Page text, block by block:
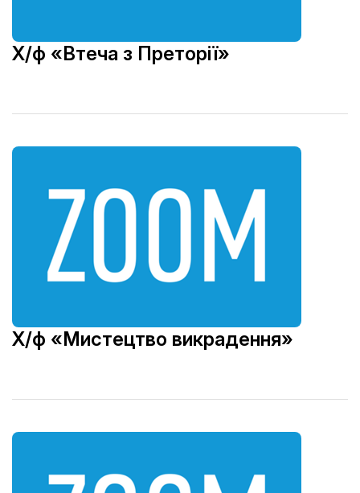
Х/ф «Втеча з Преторії»
Х/ф «Мистецтво викрадення»